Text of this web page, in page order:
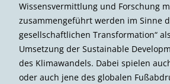
Wissensvermittlung und Forschung
zusammengeführt werden im Sinne
gesellschaftlichen Transformation“
Umsetzung der Sustainable
des Klimawandels. Dabei spielen
oder auch jene des globalen